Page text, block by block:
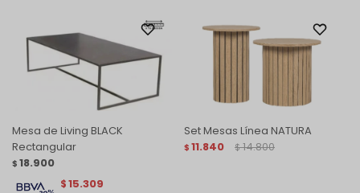
Mesa de Living BLACK
Rectangular
$ 18.900
$15.309
Set Mesas Línea NATURA
$ 11.840 $ 14.800